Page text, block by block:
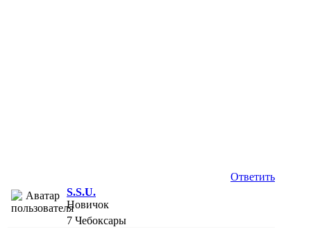
Ответить
S.S.U.
Новичок
7 Чебоксары